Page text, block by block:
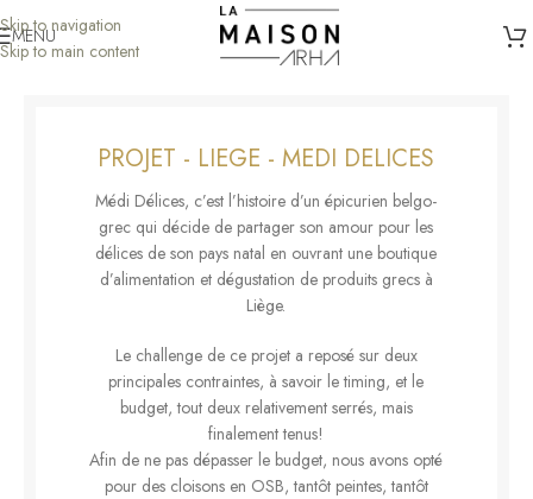
Skip to navigation
Skip to main content
MENU
PROJET - LIEGE - MEDI DELICES
Médi Délices, c’est l’histoire d’un épicurien belgo-
grec qui décide de partager son amour pour les
délices de son pays natal en ouvrant une boutique
d’alimentation et dégustation de produits grecs à
Liège.
Le challenge de ce projet a reposé sur deux
principales contraintes, à savoir le timing, et le
budget, tout deux relativement serrés, mais
finalement tenus!
Afin de ne pas dépasser le budget, nous avons opté
pour des cloisons en OSB, tantôt peintes, tantôt